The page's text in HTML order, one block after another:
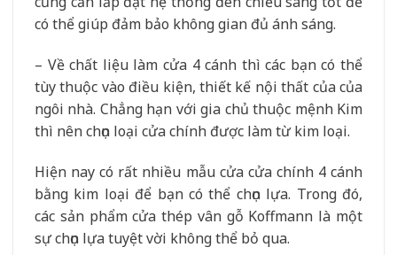
có thể giúp đảm bảo không gian đủ ánh sáng.
– Về chất liệu làm cửa 4 cánh thì các bạn có thể
tùy thuộc vào điều kiện, thiết kế nội thất của của
ngôi nhà. Chẳng hạn với gia chủ thuộc mệnh Kim
thì nên chọn loại cửa chính được làm từ kim loại.
Hiện nay có rất nhiều mẫu cửa cửa chính 4 cánh
bằng kim loại để bạn có thể chọn lựa. Trong đó,
các sản phẩm cửa thép vân gỗ Koffmann là một
sự chọn lựa tuyệt vời không thể bỏ qua.